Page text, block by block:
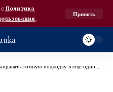
Политика
.
Принять
подлодку в еще один регион, — CNN